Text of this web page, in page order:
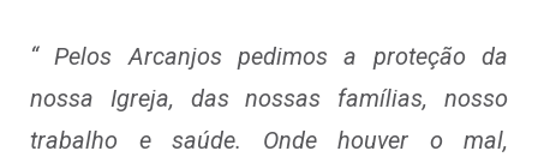
“ Pelos Arcanjos pedimos a proteção da
nossa Igreja, das nossas famílias, nosso
trabalho e saúde. Onde houver o mal,